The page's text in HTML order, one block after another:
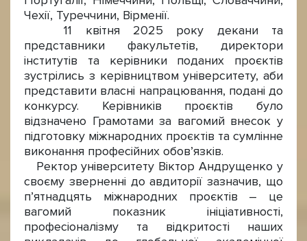
Чехії, Туреччини, Вірменії.
11 квітня 2025 року декани та
представники факультетів, директори
інститутів та керівники поданих проєктів
зустрілись з керівництвом університету, аби
представити власні напрацювання, подані до
конкурсу. Керівників проєктів було
відзначено Грамотами за вагомий внесок у
підготовку міжнародних проєктів та сумлінне
виконання професійних обов’язків.
Ректор університету Віктор Андрущенко у
своєму зверненні до авдиторії зазначив, що
п’ятнадцять міжнародних проєктів – це
вагомий показник ініціативності,
професіоналізму та відкритості наших